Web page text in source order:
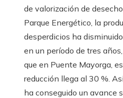
de valorización de
Parque Energético, la
desperdicios ha
en un período de tres
que en Puente Mayorga,
reducción llega al 30 %.
ha conseguido un avance